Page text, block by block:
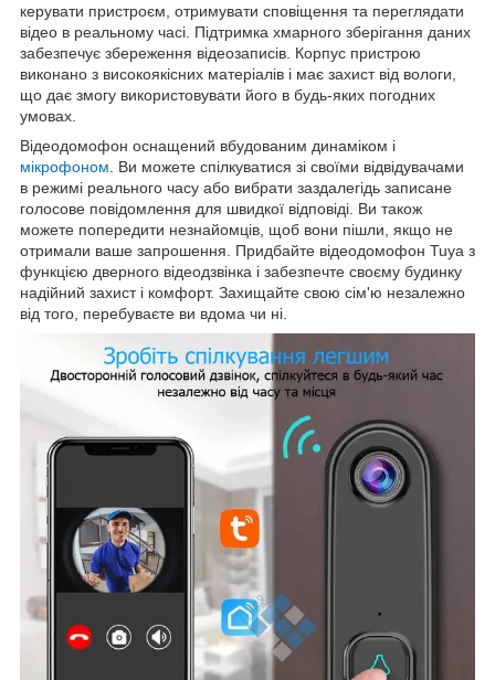
керувати пристроєм, отримувати сповіщення та переглядати
відео в реальному часі. Підтримка хмарного зберігання даних
забезпечує збереження відеозаписів. Корпус пристрою
виконано з високоякісних матеріалів і має захист від вологи,
що дає змогу використовувати його в будь-яких погодних
умовах.
Відеодомофон оснащений вбудованим динаміком і
мікрофоном . Ви можете спілкуватися зі своїми відвідувачами
в режимі реального часу або вибрати заздалегідь записане
голосове повідомлення для швидкої відповіді. Ви також
можете попередити незнайомців, щоб вони пішли, якщо не
отримали ваше запрошення. Придбайте відеодомофон Tuya з
функцією дверного відеодзвінка і забезпечте своєму будинку
надійний захист і комфорт. Захищайте свою сім'ю незалежно
від того, перебуваєте ви вдома чи ні.